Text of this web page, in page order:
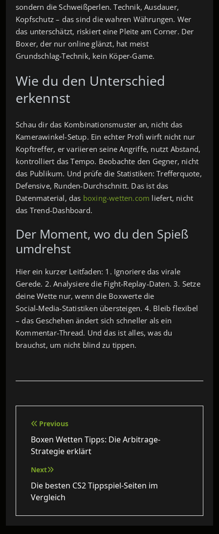
sondern die Schweißperlen. Technik, Ausdauer,
Kopfschutz – das sind die wahren Währungen. Wer
das unterschätzt, riskiert eine Pleite am Corner. Der
Boxer, der nur online glänzt, hat meist
Grundschlag‑Technik, kein Köper-Game.
Wie du den Unterschied
erkennst
Schau dir das Kombinationsmuster an, nicht das
Kamerawinkel-Setup. Ein echter Profi wirft nicht nur
Kopftreffer, er variieren seine Angriffe, nutzt Abstand,
kontrolliert das Tempo. Beobachte den Gegner, nicht
das Publikum. Und prüfe die Statistiken: Trefferquote,
Defensive, Runden‑Durchschnitt. Das ist das
Datenmaterial, das boxing-wetten.com liefert, nicht
das Trend‑Dashboard.
Der Moment, wo du den Spieß
umdrehst
Hier ein kurzer Leitfaden: 1. Ignoriere das virale
Gerede. 2. Analysiere die Fight‑Replay‑Daten. 3. Setze
deine Wette nur, wenn die Boxwerte die
Social‑Media‑Statistiken übersteigen. 4. Bleib flexibel
– das Geschehen ändert sich schneller als ein
Kommentar‑Thread. Und das ist alles, was du
brauchst, um nicht blind zu tippen.
Beitragsnavigation
Previous
Boxen Wetten Tipps: Die Arbitrage-
Strategie erklärt
Next
Die besten CS2 Tippspiel‑Seiten im
Vergleich